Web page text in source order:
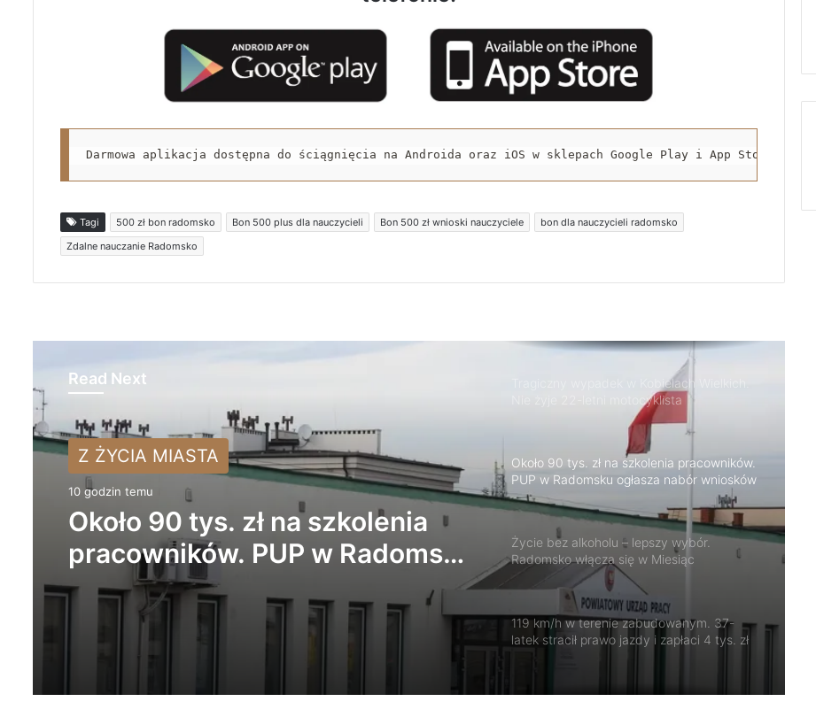
Darmowa aplikacja dostępna do ściągnięcia na Androida oraz iOS w sklepach Google Play i App Store.
Tagi 500 zł bon radomsko Bon 500 plus dla nauczycieli Bon 500 zł wnioski nauczyciele
bon dla nauczycieli radomsko
Zdalne nauczanie Radomsko
Read Next
Z ŻYCIA MIASTA
10 godzin temu
Około 90 tys. zł na szkolenia
pracowników. PUP w Radomsku
ogłasza nabór wniosków
Z ŻYCIA MIASTA
12 godzin temu
Życie bez alkoholu – lepszy
wybór. Radomsko włącza się w
miejsca zdarzenia. 32-latek trafił do
aresztu
Nowa Pracownia Endoskopii w szpitalu w
zaawansowane badania i zabiegi
Jubileuszowe Święto Miodu przyciągnęło
Nie żyje 22-letni motocyklista
Około 90 tys. zł na szkolenia pracowników.
PUP w Radomsku ogłasza nabór wniosków
Życie bez alkoholu – lepszy wybór.
Radomsko włącza się w Miesiąc
Trzeźwości
119 km/h w terenie zabudowanym. 37-
latek stracił prawo jazdy i zapłaci 4 tys. zł